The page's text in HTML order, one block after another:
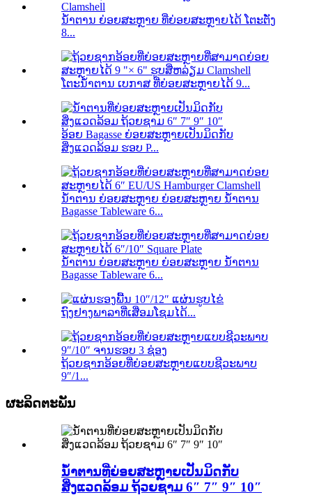
ນ້ຳຕານ ຍ່ອຍສະຫຼາຍ ທີ່ຍ່ອຍສະຫຼາຍໄດ້ ໂຕະຕັ່ງ
8...
ໂຕະນໍ້າຕານ ເບກາສ ທີ່ຍ່ອຍສະຫຼາຍໄດ້ 9...
ອ້ອຍ Bagasse ຍ່ອຍສະຫຼາຍເປັນມິດກັບ
ສິ່ງແວດລ້ອມ ຮອບ P...
ນ້ຳຕານ ຍ່ອຍສະຫຼາຍ ຍ່ອຍສະຫຼາຍ ນ້ຳຕານ
Bagasse Tableware 6...
ນ້ຳຕານ ຍ່ອຍສະຫຼາຍ ຍ່ອຍສະຫຼາຍ ນ້ຳຕານ
Bagasse Tableware 6...
ຖົງຢາງພາລາທີ່ເສື່ອມໂຊມໄດ້...
ຖ້ວຍຊາກອ້ອຍທີ່ຍ່ອຍສະຫຼາຍແບບຊີວະພາບ
9″/1...
ຜະລິດຕະພັນ
ນ້ຳຕານທີ່ຍ່ອຍສະຫຼາຍເປັນມິດກັບ
ສິ່ງແວດລ້ອມ ຖ້ວຍຊາມ 6″ 7″ 9″ 10″